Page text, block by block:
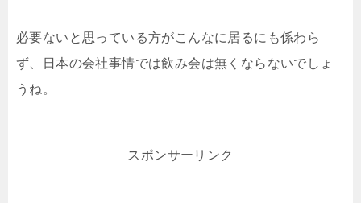
必要ないと思っている方がこんなに居るにも係わら
ず、日本の会社事情では飲み会は無くならないでしょ
うね。
スポンサーリンク